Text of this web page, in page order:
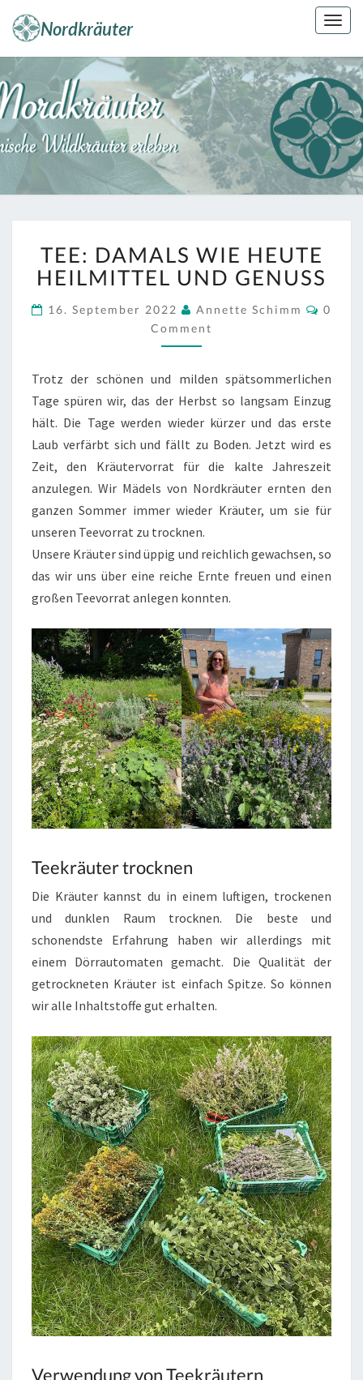
content
Kräuterkunde
Erleben
DAMALS
WIE
HEUTE
HEILMITTEL
UND
GENUSS
TEE: DAMALS WIE HEUTE
HEILMITTEL UND GENUSS
16. September 2022 Annette Schimm
0
Comment
Trotz der schönen und milden spätsommerlichen
Tage spüren wir, das der Herbst so langsam Einzug
hält. Die Tage werden wieder kürzer und das erste
Laub verfärbt sich und fällt zu Boden. Jetzt wird es
Zeit, den Kräutervorrat für die kalte Jahreszeit
anzulegen. Wir Mädels von Nordkräuter ernten den
ganzen Sommer immer wieder Kräuter, um sie für
unseren Teevorrat zu trocknen.
Unsere Kräuter sind üppig und reichlich gewachsen, so
das wir uns über eine reiche Ernte freuen und einen
großen Teevorrat anlegen konnten.
Teekräuter trocknen
Die Kräuter kannst du in einem luftigen, trockenen
und dunklen Raum trocknen. Die beste und
schonendste Erfahrung haben wir allerdings mit
einem Dörrautomaten gemacht. Die Qualität der
getrockneten Kräuter ist einfach Spitze. So können
wir alle Inhaltstoffe gut erhalten.
Verwendung von Teekräutern